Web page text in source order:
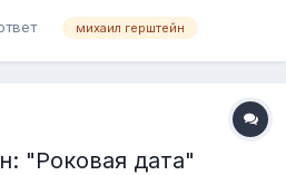
поправкой на невежество и
михаил герштейн
"Роковая дата"